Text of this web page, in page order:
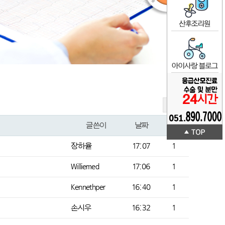
글쓰기
글쓴이 날짜 조회
장하율 17:07 1
Williemed 17:06 1
Kennethper 16:40 1
손시우 16:32 1